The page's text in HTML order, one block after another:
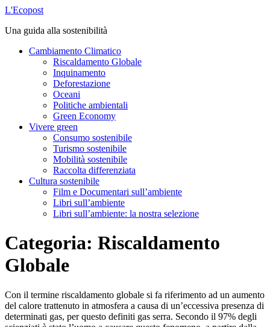
Vai
contenuto
L'Ecopost
Una guida alla sostenibilità
Cambiamento Climatico
Riscaldamento Globale
Inquinamento
Deforestazione
Oceani
Politiche ambientali
Green Economy
Vivere green
Consumo sostenibile
Turismo sostenibile
Mobilità sostenibile
Raccolta differenziata
Cultura sostenibile
Film e Documentari sull’ambiente
Libri sull’ambiente
Libri sull’ambiente: la nostra selezione
Categoria: Riscaldamento
Globale
Con il termine riscaldamento globale si fa riferimento ad un aumento
del calore trattenuto in atmosfera a causa di un’eccessiva presenza di
determinati gas, per questo definiti gas serra. Secondo il 97% degli